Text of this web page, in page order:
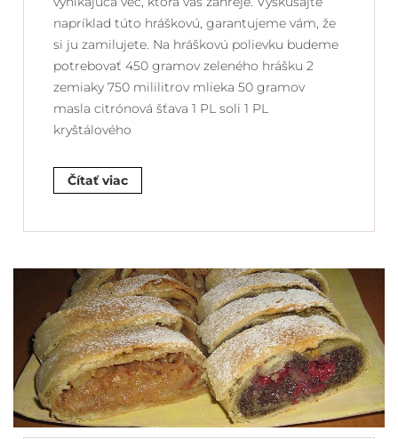
napríklad túto hráškovú, garantujeme vám, že
si ju zamilujete. Na hráškovú polievku budeme
potrebovať 450 gramov zeleného hrášku 2
zemiaky 750 mililitrov mlieka 50 gramov
masla citrónová šťava 1 PL soli 1 PL
kryštálového
Čítať viac